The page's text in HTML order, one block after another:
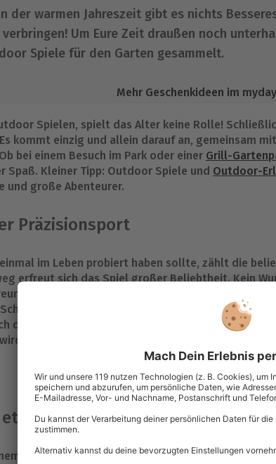
der warmen Jahreszeit gibt es nichts
Um Eure Zeit draußen noch
Spiele für den Garten gesammelt.
Mehr Geschenkideen im
Spielen, spielt das Alter keine Rolle!
kommt einzig und allein darauf an, gemeinsam
bei einem Besuch im Park oder einer Grill-
Spaß. Kleiner Tipp: Outdoor Spiele und Outdoor-
und große Abenteurer.
Präzisionsport
im Leben probiert haben sollte, zählt die
erfreut sich das Spiel großer Beliebtheit. Kein
brauchst, ist ein Krocket Set. Dann müssen
mit farblich passendem Ball zugeordnet
die Tore zu zielen. Sollte das gelingen, darf so
Gewinner ist dann derjenige, der zuerst alle
andere Art Fußball zu
neuen Level erleben möchten, istBubble